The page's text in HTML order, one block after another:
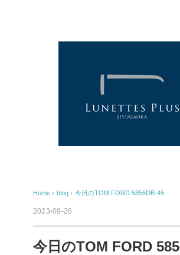
Home › blog › 今日のTOM FORD 5856DB-45
2023-09-26
今日のTOM FORD